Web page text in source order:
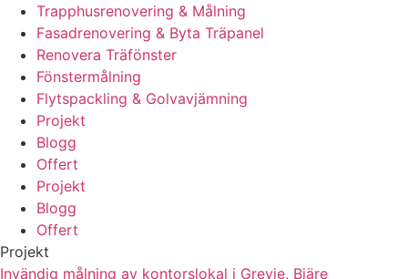
Trapphusrenovering & Målning
Fasadrenovering & Byta Träpanel
Renovera Träfönster
Fönstermålning
Flytspackling & Golvavjämning
Projekt
Blogg
Offert
Projekt
Blogg
Offert
Projekt
Invändig målning av kontorslokal i Grevie, Bjäre